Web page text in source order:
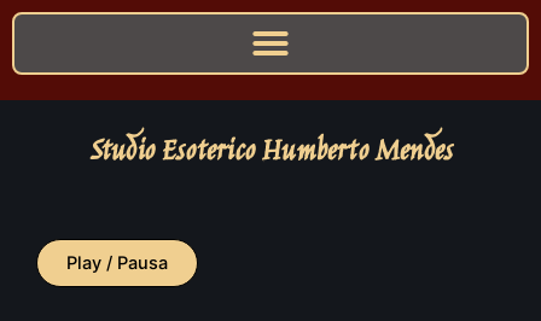
Studio Esoterico Humberto Mendes
Play / Pausa